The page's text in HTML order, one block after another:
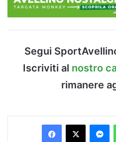
Segui
Iscriviti al nostro
rimanere
Facebook
X